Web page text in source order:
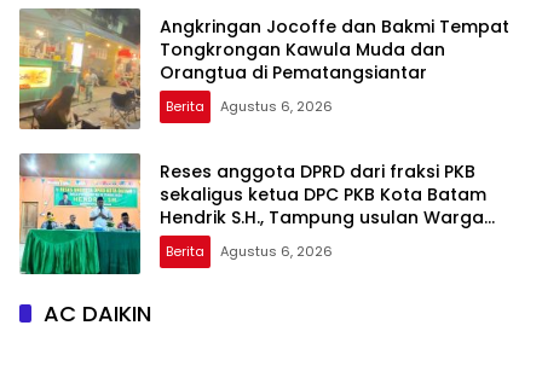
Angkringan Jocoffe dan Bakmi Tempat
Tongkrongan Kawula Muda dan
Orangtua di Pematangsiantar
Berita Agustus 6, 2026
Reses anggota DPRD dari fraksi PKB
sekaligus ketua DPC PKB Kota Batam
Hendrik S.H., Tampung usulan Warga
Patam Indah Minta Jalan, Ambulans, dan
Sarana Olahraga
Berita Agustus 6, 2026
AC DAIKIN